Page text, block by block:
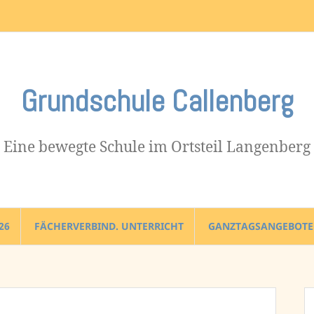
Grundschule Callenberg
Eine bewegte Schule im Ortsteil Langenberg
FÄCHERVERBIND. UNTERRICHT GANZTAGSANGEBOTE